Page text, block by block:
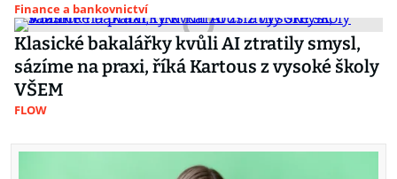
Finance a bankovnictví
Klasické bakalářky kvůli AI ztratily smysl,
sázíme na praxi, říká Kartous z vysoké školy
VŠEM
FLOW